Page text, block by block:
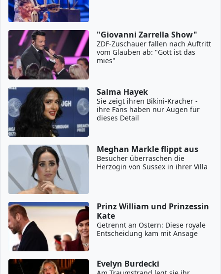
"Giovanni Zarrella Show"
ZDF-Zuschauer fallen nach Auftritt
vom Glauben ab: "Gott ist das
mies"
Salma Hayek
Sie zeigt ihren Bikini-Kracher -
ihre Fans haben nur Augen für
dieses Detail
Meghan Markle flippt aus
Besucher überraschen die
Herzogin von Sussex in ihrer Villa
Prinz William und Prinzessin
Kate
Getrennt an Ostern: Diese royale
Entscheidung kam mit Ansage
Evelyn Burdecki